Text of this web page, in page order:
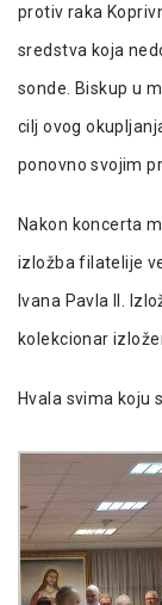
protiv raka
sredstva koja
sonde. Biskup u
cilj ovog
ponovno svojim
Nakon koncerta
izložba filatelije
Ivana Pavla II.
kolekcionar
Hvala svima koju